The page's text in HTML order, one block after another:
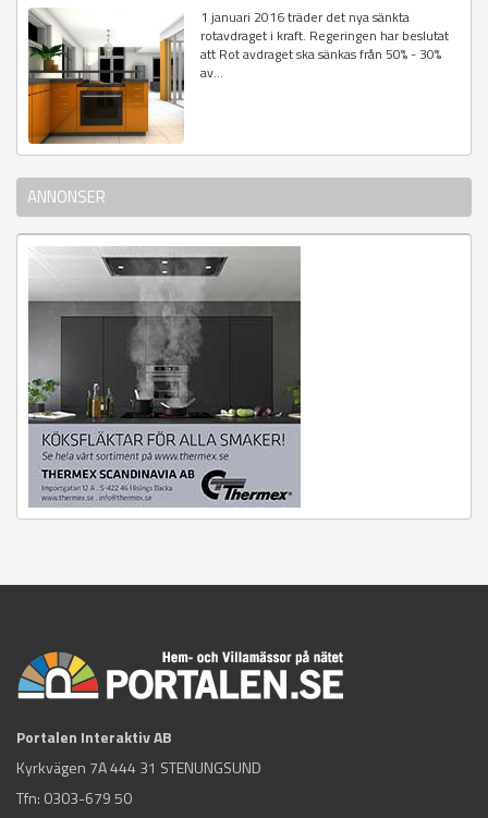
1 januari 2016 träder det nya sänkta
rotavdraget i kraft. Regeringen har beslutat
att Rot avdraget ska sänkas från 50% - 30%
av...
ANNONSER
Portalen Interaktiv AB
Kyrkvägen 7A 444 31 STENUNGSUND
Tfn: 0303-679 50